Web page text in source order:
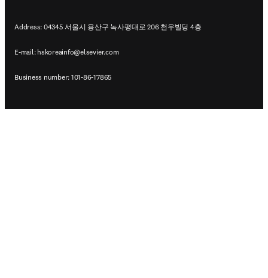
Address: 04345 서울시 용산구 녹사평대로 206 천우빌딩 4층
E-mail: hskoreainfo@elsevier.com
Business number: 101-86-17865